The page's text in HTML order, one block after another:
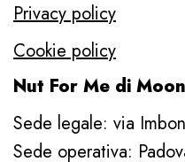
Privacy policy
Cookie policy
Nut For Me di
Sede legale: via
Sede operativa: